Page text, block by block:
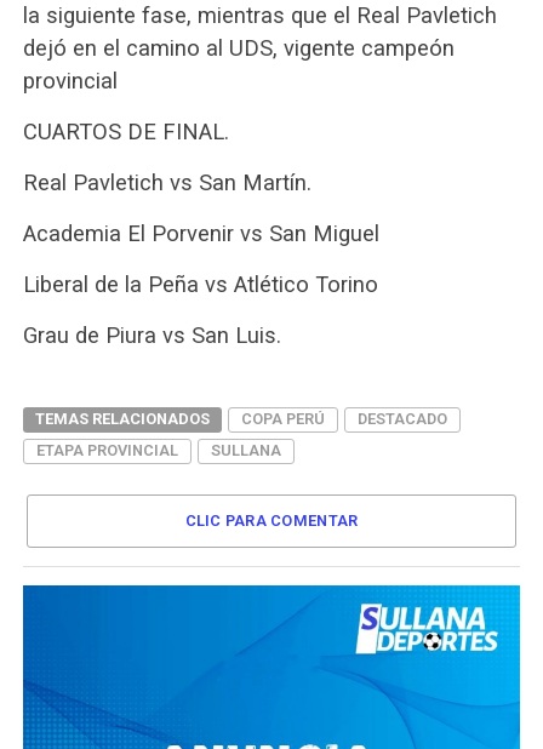
la siguiente fase, mientras que el Real Pavletich
dejó en el camino al UDS, vigente campeón
provincial
CUARTOS DE FINAL.
Real Pavletich vs San Martín.
Academia El Porvenir vs San Miguel
Liberal de la Peña vs Atlético Torino
Grau de Piura vs San Luis.
TEMAS RELACIONADOS COPA PERÚ
DESTACADO
ETAPA PROVINCIAL
SULLANA
CLIC PARA COMENTAR